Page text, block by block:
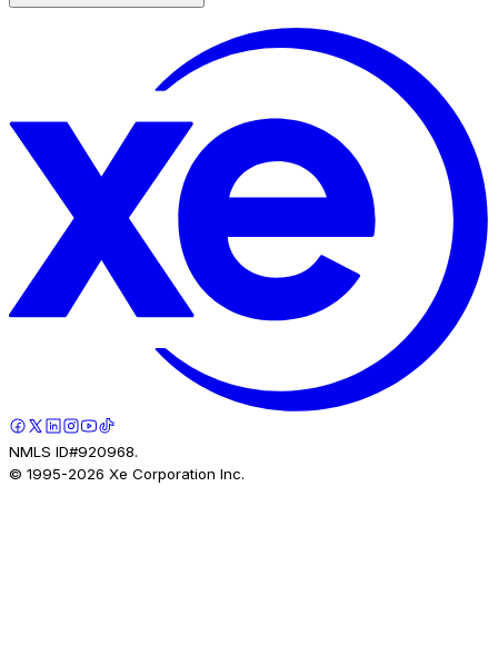
NMLS ID#920968.
© 1995-2026 Xe Corporation Inc.